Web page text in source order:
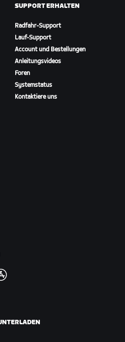
SUPPORT ERHALTEN
Radfahr-Support
Lauf-Support
Account und Bestellungen
Anleitungsvideos
Foren
Systemstatus
Kontaktiere uns